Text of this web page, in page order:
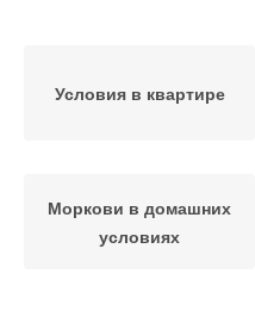
Условия в квартире
Моркови в домашних
условиях